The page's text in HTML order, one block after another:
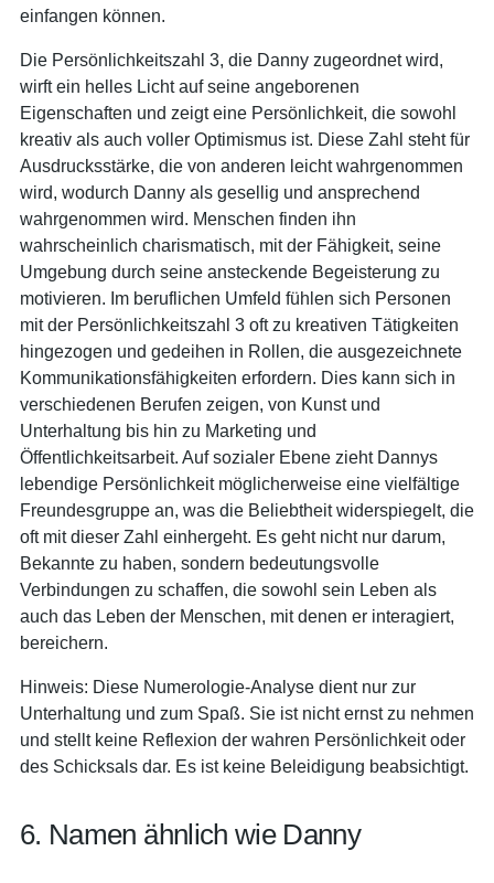
einfangen können.
Die Persönlichkeitszahl 3, die Danny zugeordnet wird,
wirft ein helles Licht auf seine angeborenen
Eigenschaften und zeigt eine Persönlichkeit, die sowohl
kreativ als auch voller Optimismus ist. Diese Zahl steht für
Ausdrucksstärke, die von anderen leicht wahrgenommen
wird, wodurch Danny als gesellig und ansprechend
wahrgenommen wird. Menschen finden ihn
wahrscheinlich charismatisch, mit der Fähigkeit, seine
Umgebung durch seine ansteckende Begeisterung zu
motivieren. Im beruflichen Umfeld fühlen sich Personen
mit der Persönlichkeitszahl 3 oft zu kreativen Tätigkeiten
hingezogen und gedeihen in Rollen, die ausgezeichnete
Kommunikationsfähigkeiten erfordern. Dies kann sich in
verschiedenen Berufen zeigen, von Kunst und
Unterhaltung bis hin zu Marketing und
Öffentlichkeitsarbeit. Auf sozialer Ebene zieht Dannys
lebendige Persönlichkeit möglicherweise eine vielfältige
Freundesgruppe an, was die Beliebtheit widerspiegelt, die
oft mit dieser Zahl einhergeht. Es geht nicht nur darum,
Bekannte zu haben, sondern bedeutungsvolle
Verbindungen zu schaffen, die sowohl sein Leben als
auch das Leben der Menschen, mit denen er interagiert,
bereichern.
Hinweis: Diese Numerologie-Analyse dient nur zur
Unterhaltung und zum Spaß. Sie ist nicht ernst zu nehmen
und stellt keine Reflexion der wahren Persönlichkeit oder
des Schicksals dar. Es ist keine Beleidigung beabsichtigt.
6. Namen ähnlich wie Danny